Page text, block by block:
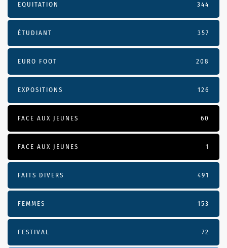
EQUITATION 344
ÉTUDIANT 357
EURO FOOT 208
EXPOSITIONS 126
FACE AUX JEUNES 60
FACE AUX JEUNES 1
FAITS DIVERS 491
FEMMES 153
FESTIVAL 72